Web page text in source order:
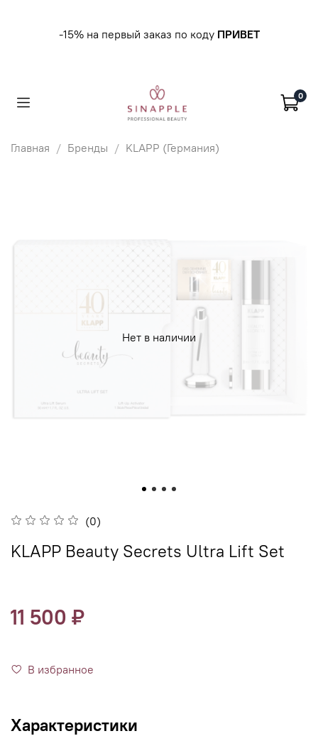
-15% на первый заказ по коду ПРИВЕТ
0
Главная Бренды KLAPP (Германия)
Нет в наличии
(0)
KLAPP Beauty Secrets Ultra Lift Set
11 500 ₽
В избранное
Характеристики